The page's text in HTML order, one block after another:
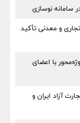
سامانه نوسازی
و معدنی تأکید
با اعضای
آزاد ایران و